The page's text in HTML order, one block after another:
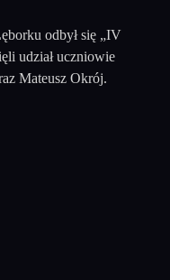
odbył się „IV
udział uczniowie
Mateusz Okrój.